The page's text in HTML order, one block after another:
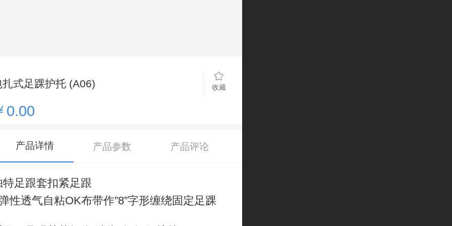
扎式足踝护托 (A06) 收藏
0.00
产品详情 产品参数 产品评论
特足跟套扣紧足跟
性透气自粘OK布带作”8”字形缠绕固定足踝